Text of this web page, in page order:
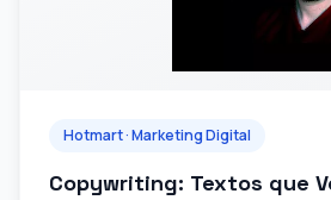
Hotmart · Marketing Digital
Copywriting: Textos que